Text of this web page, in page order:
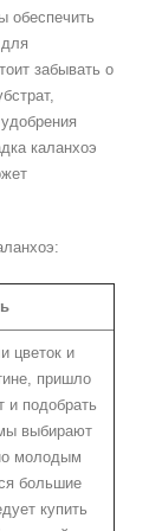
обеспечить
забывать о
каланхоэ
цветок и
пришло
и подобрать
выбирают
молодым
большие
купить